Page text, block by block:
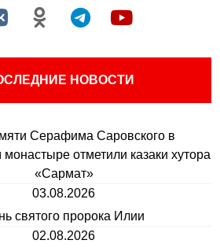
НОВОСТИ
Серафима Саровского в
отметили казаки хутора
«Сармат»
03.08.2026
святого пророка Илии
02.08.2026